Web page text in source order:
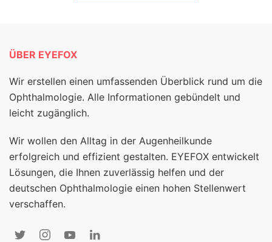
ÜBER EYEFOX
Wir erstellen einen umfassenden Überblick rund um die
Ophthalmologie. Alle Informationen gebündelt und
leicht zugänglich.
Wir wollen den Alltag in der Augenheilkunde
erfolgreich und effizient gestalten. EYEFOX entwickelt
Lösungen, die Ihnen zuverlässig helfen und der
deutschen Ophthalmologie einen hohen Stellenwert
verschaffen.